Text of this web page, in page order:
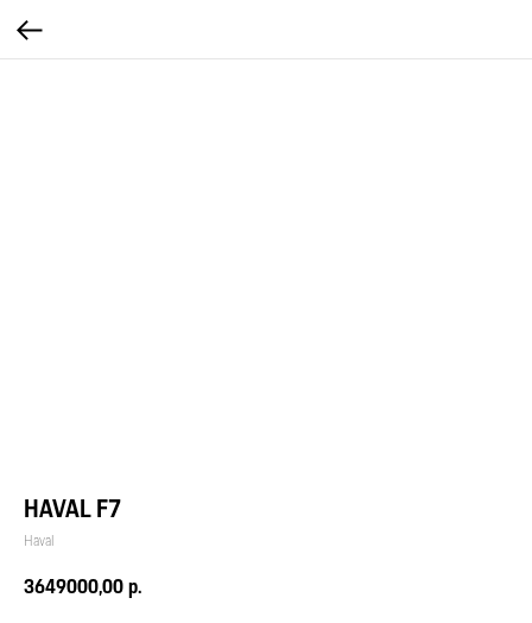
HAVAL F7
Haval
3649000,00р.